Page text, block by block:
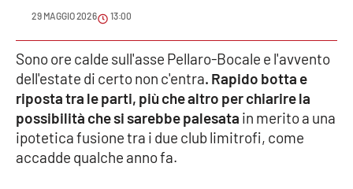
Meteo
Editoriali
VIDEO
29 MAGGIO 2026 13:00
Sono ore calde sull'asse Pellaro-Bocale e l'avvento
dell'estate di certo non c'entra. Rapido botta e
riposta tra le parti, più che altro per chiarire la
possibilità che si sarebbe palesata in merito a una
ipotetica fusione tra i due club limitrofi, come
accadde qualche anno fa.